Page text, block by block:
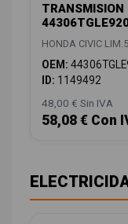
TRANSMISION
HONDA CIVIC
OEM:
ID: 1149492
48,00 € Sin IVA
58,08 € Con